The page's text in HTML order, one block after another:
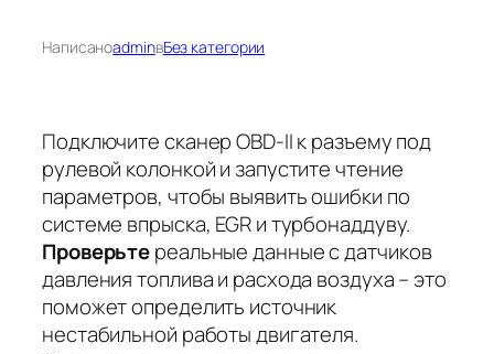
НаписаноadminвБез категории
Подключите сканер OBD-II к разъему под
рулевой колонкой и запустите чтение
параметров, чтобы выявить ошибки по
системе впрыска, EGR и турбонаддуву.
Проверьтереальные данные с датчиков
давления топлива и расхода воздуха – это
поможет определить источник
нестабильной работы двигателя.